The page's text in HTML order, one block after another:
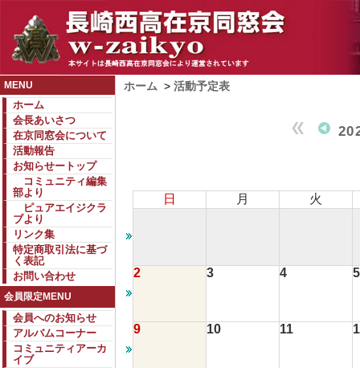
MENU
ホーム
会長あいさつ
在京同窓会について
活動報告
お知らせートップ
コミュニティ編集
部より
ピュアエイジクラ
ブより
リンク集
特定商取引法に基づ
く表記
お問い合わせ
会員限定MENU
会員へのお知らせ
アルバムコーナー
コミュニティアーカ
イブ
ホーム > 活動予定表
日 月 火
2 3 4 5
9 10 11